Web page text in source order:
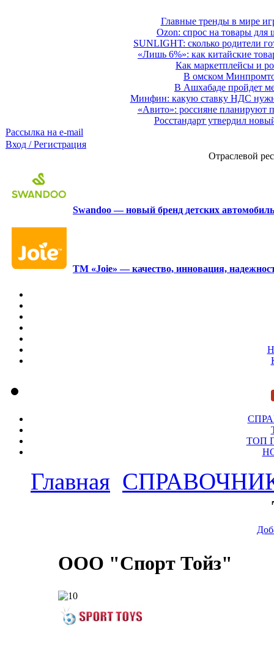
Главные тренды в мире
Ozon: спрос на товары для
SUNLIGHT: сколько родители
«Лишь 6%»: как китайские
Как маркетплейсы и
В омском
В Ашхабаде пройдет
Минфин: какую ставку НДС
«Авито»: россияне планируют
Росстандарт утвердил
Рассылка на e-mail
Вход / Регистрация
Отраслевой
Swandoo — новый бренд детских
ТМ «Joie» — качество, инновация,
ТОП
Главная
ООО "Спорт Тойз"